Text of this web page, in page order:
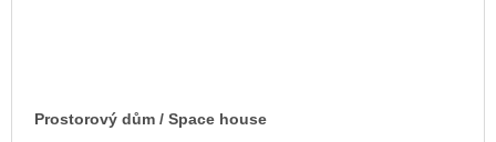
Prostorový dům / Space house